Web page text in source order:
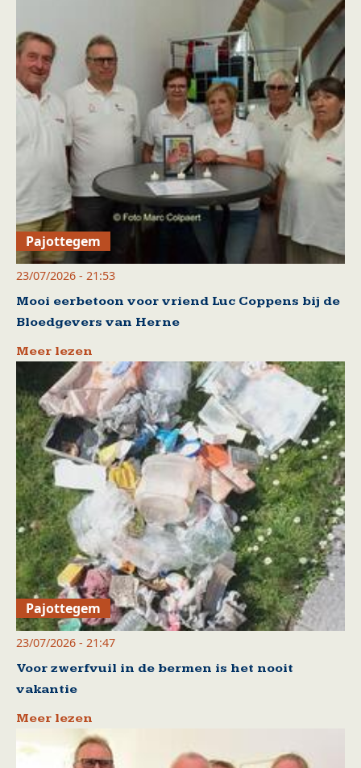
Pajottegem
23/07/2026 - 21:53
Mooi eerbetoon voor vriend Luc Coppens bij de
Bloedgevers van Herne
Meer lezen
Pajottegem
23/07/2026 - 21:47
Voor zwerfvuil in de bermen is het nooit
vakantie
Meer lezen